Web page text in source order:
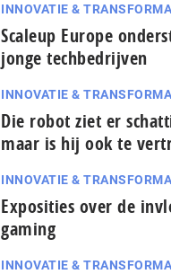
INNOVATIE &
Scaleup Europe
jonge techbedrijven
INNOVATIE &
Die robot ziet er
maar is hij ook te
INNOVATIE &
Exposities over de
gaming
INNOVATIE &